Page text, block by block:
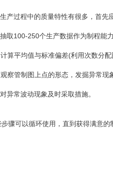
产过程中的质量特性有很多，首先
取100-250个生产数据作为制程能力
算平均值与标准偏差(利用次数分配
察管制图上点的形态，发掘异常现
异常波动现象及时采取措施。
骤可以循环使用，直到获得满意的